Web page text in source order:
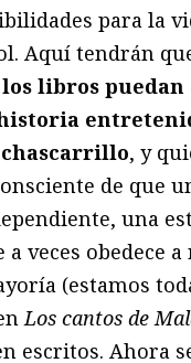
para la
Aquí tendrán
libros
, y
de que
una
veces obedece
(estamos
Los cantos de
escritos. Ahora